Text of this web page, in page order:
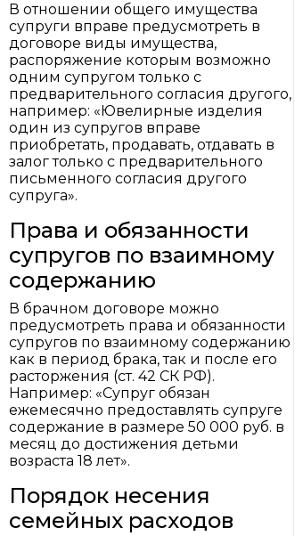
В отношении общего имущества
супруги вправе предусмотреть в
договоре виды имущества,
распоряжение которым возможно
одним супругом только с
предварительного согласия другого,
например: «Ювелирные изделия
один из супругов вправе
приобретать, продавать, отдавать в
залог только с предварительного
письменного согласия другого
супруга».
Права и обязанности
супругов по взаимному
содержанию
В брачном договоре можно
предусмотреть права и обязанности
супругов по взаимному содержанию
как в период брака, так и после его
расторжения (ст. 42 СК РФ).
Например: «Супруг обязан
ежемесячно предоставлять супруге
содержание в размере 50 000 руб. в
месяц до достижения детьми
возраста 18 лет».
Порядок несения
семейных расходов